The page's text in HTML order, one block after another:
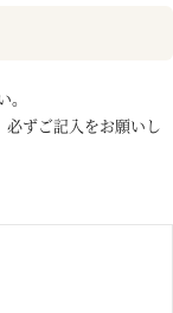
ずご記入をお願いし